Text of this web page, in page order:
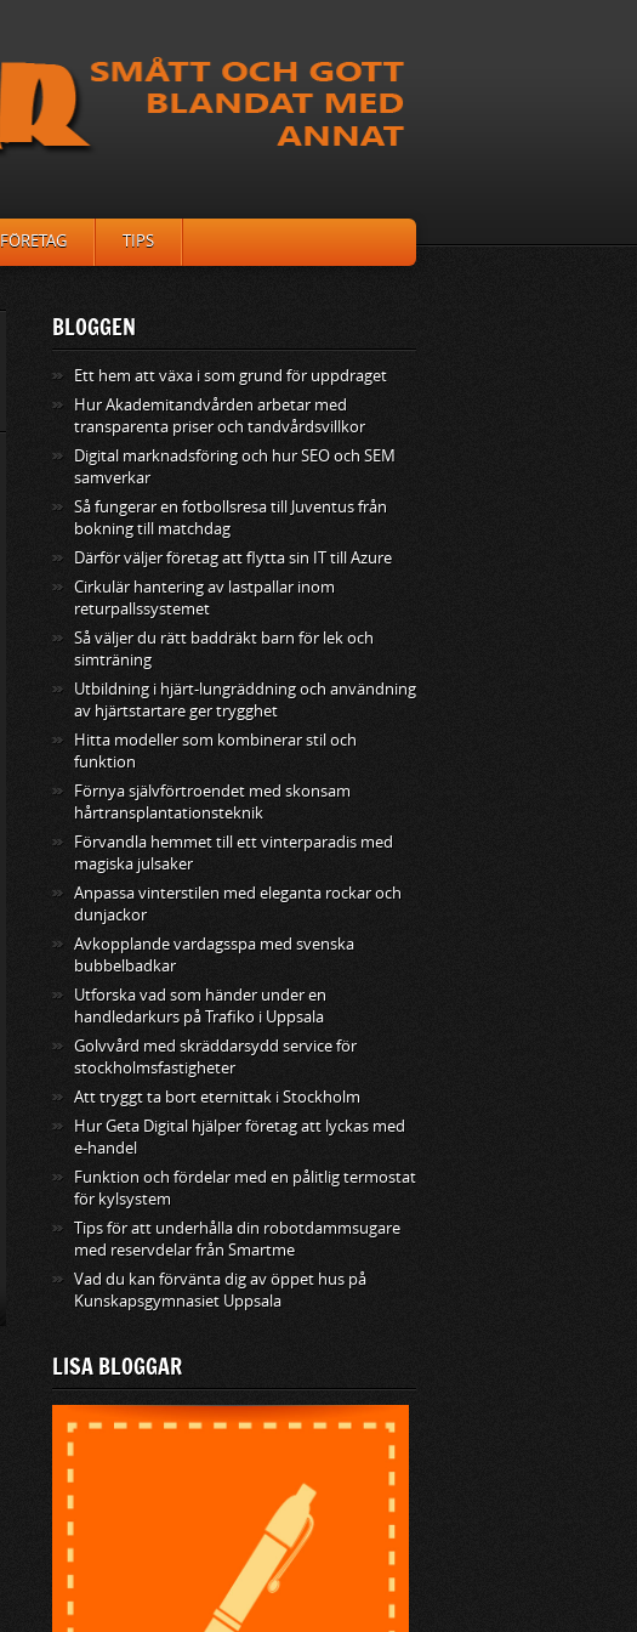
FÖRETAG TIPS
BLOGGEN
Ett hem att växa i som grund för uppdraget
Hur Akademitandvården arbetar med
transparenta priser och tandvårdsvillkor
Digital marknadsföring och hur SEO och SEM
samverkar
Så fungerar en fotbollsresa till Juventus från
bokning till matchdag
Därför väljer företag att flytta sin IT till Azure
Cirkulär hantering av lastpallar inom
returpallssystemet
Så väljer du rätt baddräkt barn för lek och
simträning
Utbildning i hjärt-lungräddning och användning
av hjärtstartare ger trygghet
Hitta modeller som kombinerar stil och
funktion
Förnya självförtroendet med skonsam
hårtransplantationsteknik
Förvandla hemmet till ett vinterparadis med
magiska julsaker
Anpassa vinterstilen med eleganta rockar och
dunjackor
Avkopplande vardagsspa med svenska
bubbelbadkar
Utforska vad som händer under en
handledarkurs på Trafiko i Uppsala
Golvvård med skräddarsydd service för
stockholmsfastigheter
Att tryggt ta bort eternittak i Stockholm
Hur Geta Digital hjälper företag att lyckas med
e-handel
Funktion och fördelar med en pålitlig termostat
för kylsystem
Tips för att underhålla din robotdammsugare
med reservdelar från Smartme
Vad du kan förvänta dig av öppet hus på
Kunskapsgymnasiet Uppsala
LISA BLOGGAR